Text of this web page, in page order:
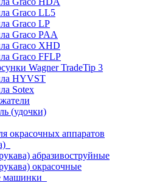
Graco LL5
Graco LP
Graco PAA
Graco XHD
Graco FFLP
Wagner TradeTip 3
HYVST
Sotex
(удочки)
окрасочных аппаратов
абразивоструйные
окрасочные
машинки